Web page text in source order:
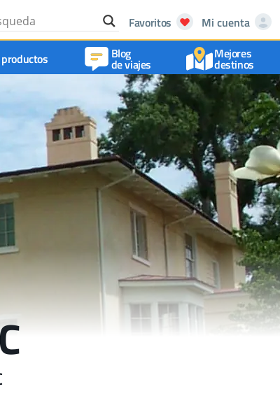
Favoritos
Mi cuenta
Blog
de viajes
Mejores
destinos